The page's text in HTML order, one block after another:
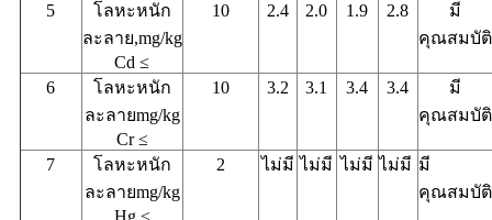
5
โลหะหนัก
ละลาย,mg/kg
Cd ≤
10 2.4 2.0 1.9 2.8
มี
คุณสมบัติ
6
โลหะหนัก
ละลายmg/kg
Cr ≤
10 3.2 3.1 3.4 3.4
มี
คุณสมบัติ
7
โลหะหนัก
ละลายmg/kg
2 ไม่มี ไม่มี ไม่มี ไม่มี มี
คุณสมบัติ